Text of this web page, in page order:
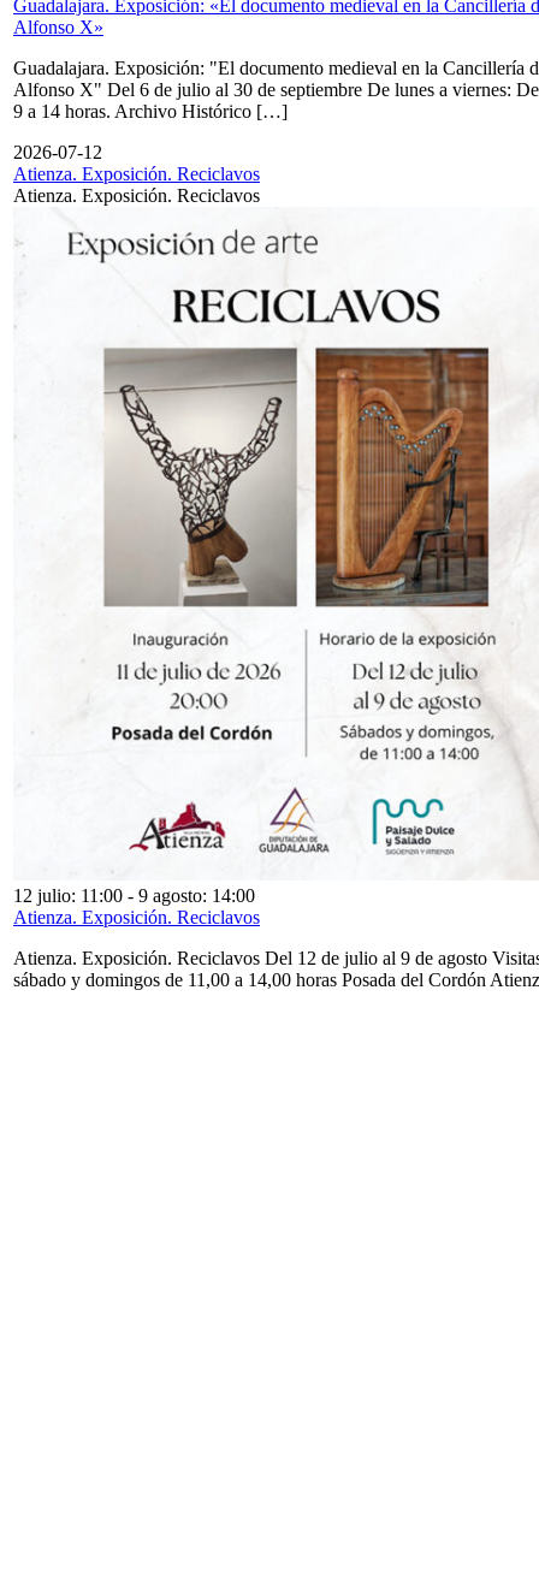
Guadalajara. Exposición: «El documento medieval en la Cancillería
Alfonso X»
Guadalajara. Exposición: "El documento medieval en la Cancillería
Alfonso X" Del 6 de julio al 30 de septiembre De lunes a viernes: De
9 a 14 horas. Archivo Histórico […]
2026-07-12
Atienza. Exposición. Reciclavos
Atienza. Exposición. Reciclavos
12 julio: 11:00 - 9 agosto: 14:00
Atienza. Exposición. Reciclavos
Atienza. Exposición. Reciclavos Del 12 de julio al 9 de agosto
sábado y domingos de 11,00 a 14,00 horas Posada del Cordón